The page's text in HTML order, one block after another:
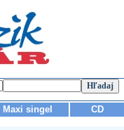
Maxi singel CD